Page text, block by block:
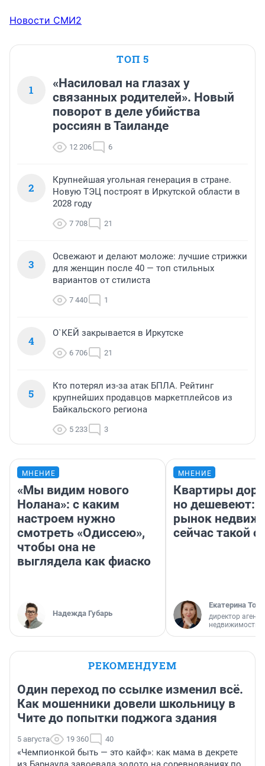
Новости СМИ2
ТОП 5
1
«Насиловал на глазах у
связанных родителей». Новый
поворот в деле убийства
россиян в Таиланде
12 206 6
2
Крупнейшая угольная генерация в стране.
Новую ТЭЦ построят в Иркутской области в
2028 году
7 708 21
3
Освежают и делают моложе: лучшие стрижки
для женщин после 40 — топ стильных
вариантов от стилиста
7 440 1
4
О`КЕЙ закрывается в Иркутске
6 706 21
5
Кто потерял из-за атак БПЛА. Рейтинг
крупнейших продавцов маркетплейсов из
Байкальского региона
5 233 3
МНЕНИЕ
«Мы видим нового
Нолана»: с каким
настроем нужно
смотреть «Одиссею»,
чтобы она не
выглядела как фиаско
Надежда Губарь
МНЕНИЕ
Квартиры
но дешевеют:
рынок
сейчас такой
Екатерина
директор
недвижимости
РЕКОМЕНДУЕМ
Один переход по ссылке изменил всё.
Как мошенники довели школьницу в
Чите до попытки поджога здания
5 августа 19 360 40
«Чемпионкой быть — это кайф»: как мама в декрете